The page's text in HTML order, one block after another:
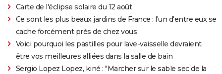
Carte de l'éclipse solaire du 12 août
Ce sont les plus beaux jardins de France : l'un d'entre eux se
cache forcément près de chez vous
Voici pourquoi les pastilles pour lave-vaisselle devraient
être vos meilleures alliées dans la salle de bain
Sergio Lopez Lopez, kiné : "Marcher sur le sable sec de la